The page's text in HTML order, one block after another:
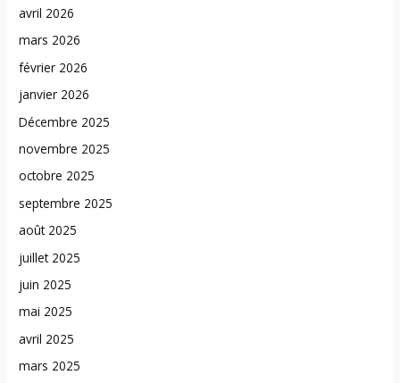
avril 2026
mars 2026
février 2026
janvier 2026
Décembre 2025
novembre 2025
octobre 2025
septembre 2025
août 2025
juillet 2025
juin 2025
mai 2025
avril 2025
mars 2025